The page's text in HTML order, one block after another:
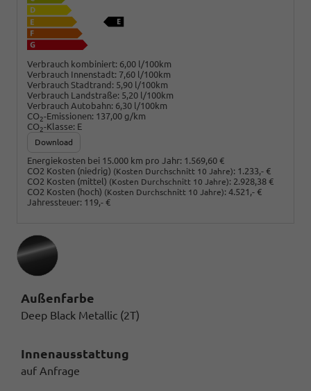
Verbrauch kombiniert: 6,00 l/100km
Verbrauch Innenstadt: 7,60 l/100km
Verbrauch Stadtrand: 5,90 l/100km
Verbrauch Landstraße: 5,20 l/100km
Verbrauch Autobahn: 6,30 l/100km
CO2-Emissionen: 137,00 g/km
CO2-Klasse: E
Download
Energiekosten bei 15.000 km pro Jahr: 1.569,60 €
CO2 Kosten (niedrig) (Kosten Durchschnitt 10 Jahre): 1.233,- €
CO2 Kosten (mittel) (Kosten Durchschnitt 10 Jahre): 2.928,38 €
CO2 Kosten (hoch) (Kosten Durchschnitt 10 Jahre): 4.521,- €
Jahressteuer: 119,- €
Außenfarbe
Deep Black Metallic (2T)
Innenausstattung
auf Anfrage